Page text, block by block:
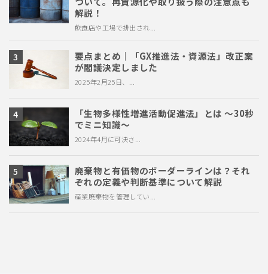
解説！
飲食店や工場で排出され...
要点まとめ｜「GX推進法・資源法」改正案
が閣議決定しました
2025年2月25日、...
「生物多様性増進活動促進法」とは ～30秒
でミニ知識～
2024年4月に可決さ...
廃棄物と有価物のボーダーラインは？それ
ぞれの定義や判断基準について解説
産業廃棄物を管理してい...